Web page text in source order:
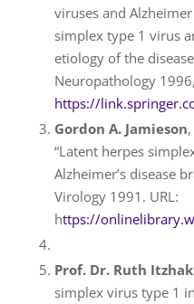
viruses and
simplex type 1 virus
etiology of the
Neuropathology
https://
Gordon A. Jamieson
“Latent herpes
Alzheimer’s disease
Virology 1991. URL:
https://
Prof. Dr. Ruth
simplex virus type 1